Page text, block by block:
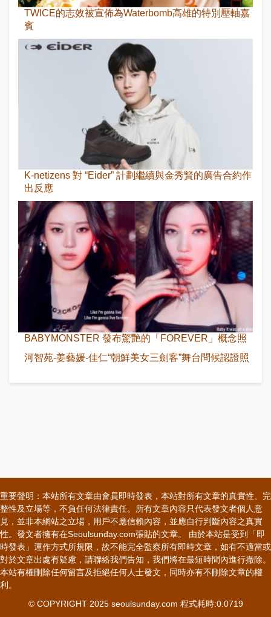
TWICE的志效被宣佈為Waterbomb高雄的特別壓軸嘉
賓
K-netizens 對 “Eider” 計劃繼續與金秀賢的廣告合約作
出反應
BABYMONSTER 發布驚艷的「FOREVER」概念照
河智苑-姜藝媛-佳仁“朝鮮美女三劍客”舞台問候認證照
重要聲明：本站所有文章由會員即時發表，本站對所有文章的真實性、完
整性及立場等，不負任何法律責任。所有文章內容只代表發文者個人意
見，並非本網站之立場，用戶不應信賴內容，並應自行判斷內容之真實
性。發文者擁有在Seoulsunday.com張貼的文章。 由於本站是受到「即
時發表」運作方式所規限，故不能完全監察所有即時文章，如有不適當或
對於文章出處有疑慮，請聯絡我們告知，我們將在最短時間內進行撤除。
本站有權刪除任何留言及拒絕任何人士發文，同時亦有不刪除文章的權
利。
© COPYRIGHT 2025 seoulsunday.com 程式耗時:0.0719